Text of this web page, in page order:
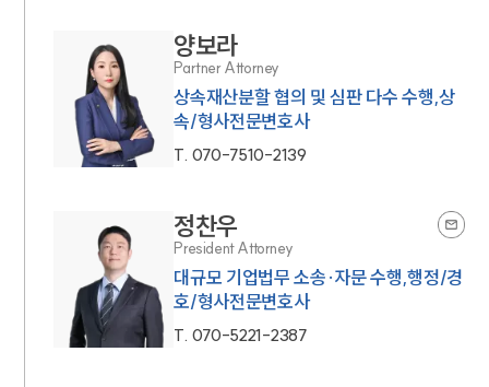
양보라
Partner Attorney
상속재산분할 협의 및 심판 다수 수행,상
속/형사전문변호사
T. 070-7510-2139
정찬우
President Attorney
대규모 기업법무 소송·자문 수행,행정/경
호/형사전문변호사
T. 070-5221-2387